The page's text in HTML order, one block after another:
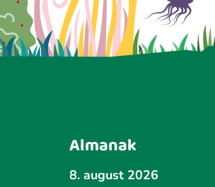
Almanak
8. august 2026